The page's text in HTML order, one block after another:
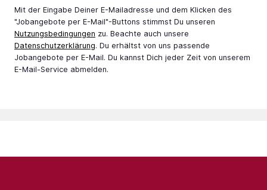
Mit der Eingabe Deiner E-Mail­adresse und dem Klicken des
"Jobangebote per E-Mail"-Buttons stimmst Du unseren
Nutzungsbedingungen zu. Beachte auch unsere
Datenschutzerklärung. Du erhältst von uns passende
Jobangebote per E-Mail. Du kannst Dich jeder Zeit von unserem
E-Mail-Service abmelden.